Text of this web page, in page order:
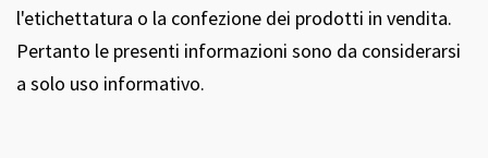
l'etichettatura o la confezione dei prodotti in vendita.
Pertanto le presenti informazioni sono da considerarsi
a solo uso informativo.